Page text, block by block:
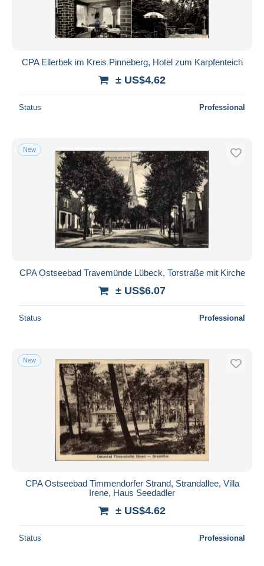
CPA Ellerbek im Kreis Pinneberg, Hotel zum Karpfenteich
± US$4.62
Status Professional
New
CPA Ostseebad Travemünde Lübeck, Torstraße mit Kirche
± US$6.07
Status Professional
New
CPA Ostseebad Timmendorfer Strand, Strandallee, Villa
Irene, Haus Seedadler
± US$4.62
Status Professional